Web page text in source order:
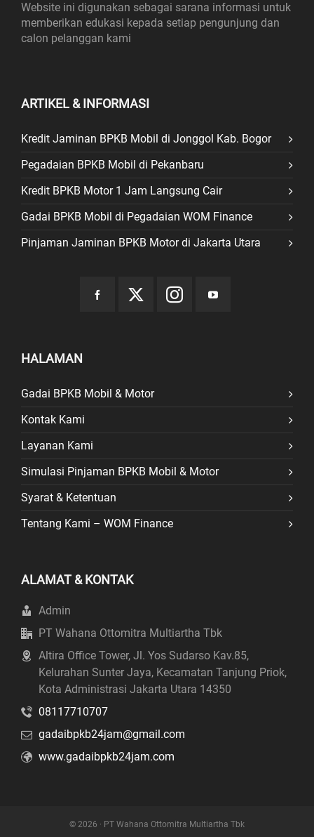
Website ini digunakan sebagai sarana informasi untuk
memberikan edukasi kepada setiap pengunjung dan
calon pelanggan kami
ARTIKEL & INFORMASI
Kredit Jaminan BPKB Mobil di Jonggol Kab. Bogor
Pegadaian BPKB Mobil di Pekanbaru
Kredit BPKB Motor 1 Jam Langsung Cair
Gadai BPKB Mobil di Pegadaian WOM Finance
Pinjaman Jaminan BPKB Motor di Jakarta Utara
HALAMAN
Gadai BPKB Mobil & Motor
Kontak Kami
Layanan Kami
Simulasi Pinjaman BPKB Mobil & Motor
Syarat & Ketentuan
Tentang Kami – WOM Finance
ALAMAT & KONTAK
Admin
PT Wahana Ottomitra Multiartha Tbk
Altira Office Tower, Jl. Yos Sudarso Kav.85,
Kelurahan Sunter Jaya, Kecamatan Tanjung Priok,
Kota Administrasi Jakarta Utara 14350
08117710707
gadaibpkb24jam@gmail.com
www.gadaibpkb24jam.com
© 2026 · PT Wahana Ottomitra Multiartha Tbk